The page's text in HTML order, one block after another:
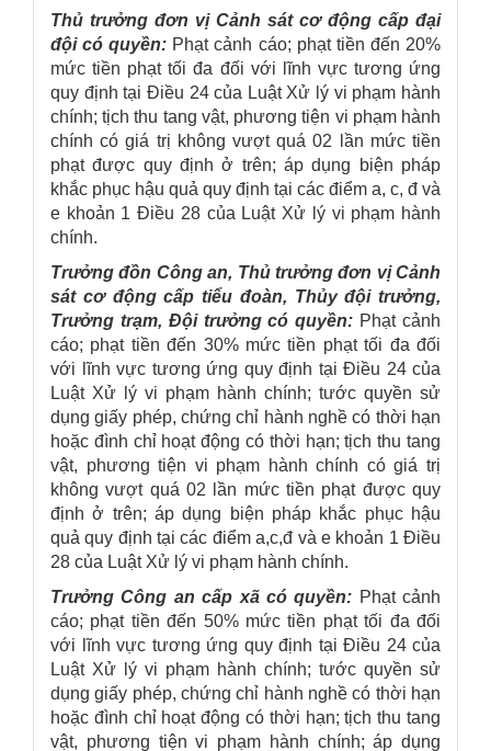
Thủ trưởng đơn vị Cảnh sát cơ động cấp đại
đội có quyền: Phạt cảnh cáo; phạt tiền đến 20%
mức tiền phạt tối đa đối với lĩnh vực tương ứng
quy định tại Điều 24 của Luật Xử lý vi phạm hành
chính; tịch thu tang vật, phương tiện vi phạm hành
chính có giá trị không vượt quá 02 lần mức tiền
phạt được quy định ở trên; áp dụng biện pháp
khắc phục hậu quả quy định tại các điểm a, c, đ và
e khoản 1 Điều 28 của Luật Xử lý vi phạm hành
chính.
Trưởng đồn Công an, Thủ trưởng đơn vị Cảnh
sát cơ động cấp tiểu đoàn, Thủy đội trưởng,
Trưởng trạm, Đội trưởng có quyền: Phạt cảnh
cáo; phạt tiền đến 30% mức tiền phạt tối đa đối
với lĩnh vực tương ứng quy định tại Điều 24 của
Luật Xử lý vi phạm hành chính; tước quyền sử
dụng giấy phép, chứng chỉ hành nghề có thời hạn
hoặc đình chỉ hoạt động có thời hạn; tịch thu tang
vật, phương tiện vi phạm hành chính có giá trị
không vượt quá 02 lần mức tiền phạt được quy
định ở trên; áp dụng biện pháp khắc phục hậu
quả quy định tại các điểm a,c,đ và e khoản 1 Điều
28 của Luật Xử lý vi phạm hành chính.
Trưởng Công an cấp xã có quyền: Phạt cảnh
cáo; phạt tiền đến 50% mức tiền phạt tối đa đối
với lĩnh vực tương ứng quy định tại Điều 24 của
Luật Xử lý vi phạm hành chính; tước quyền sử
dụng giấy phép, chứng chỉ hành nghề có thời hạn
hoặc đình chỉ hoạt động có thời hạn; tịch thu tang
vật, phương tiện vi phạm hành chính; áp dụng